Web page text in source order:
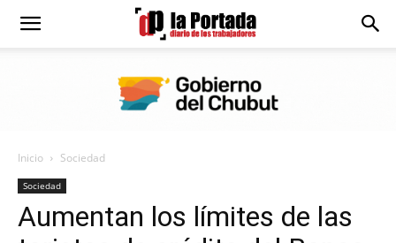
Diario
Portada
Inicio Sociedad
Sociedad
Aumentan los límites de las